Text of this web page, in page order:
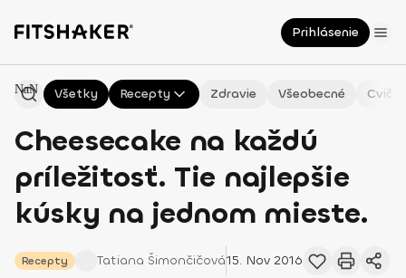
Prihlásenie
Všetky Recepty Zdravie Všeobecné
Cheesecake na každú
príležitosť. Tie najlepšie
kúsky na jednom mieste.
Recepty Tatiana Šimončičová15. Nov 2016
NaN